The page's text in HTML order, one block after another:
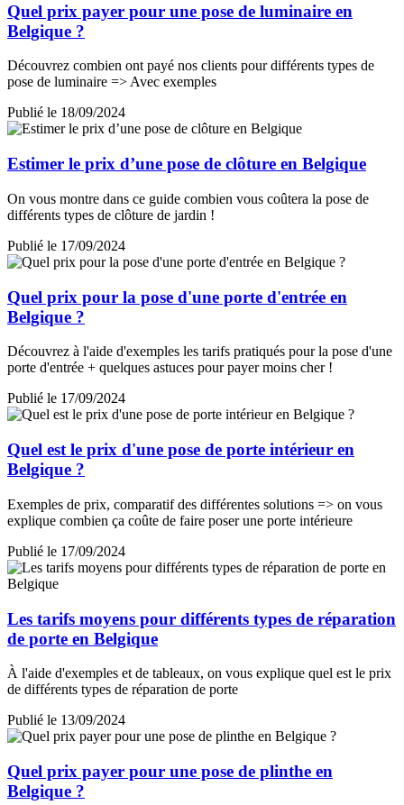
Quel prix payer pour une pose de luminaire en
Belgique ?
Découvrez combien ont payé nos clients pour différents types de
pose de luminaire => Avec exemples
Publié le 18/09/2024
Estimer le prix d’une pose de clôture en Belgique
On vous montre dans ce guide combien vous coûtera la pose de
différents types de clôture de jardin !
Publié le 17/09/2024
Quel prix pour la pose d'une porte d'entrée en
Belgique ?
Découvrez à l'aide d'exemples les tarifs pratiqués pour la pose d'une
porte d'entrée + quelques astuces pour payer moins cher !
Publié le 17/09/2024
Quel est le prix d'une pose de porte intérieur en
Belgique ?
Exemples de prix, comparatif des différentes solutions => on vous
explique combien ça coûte de faire poser une porte intérieure
Publié le 17/09/2024
Les tarifs moyens pour différents types de réparation
de porte en Belgique
À l'aide d'exemples et de tableaux, on vous explique quel est le prix
de différents types de réparation de porte
Publié le 13/09/2024
Quel prix payer pour une pose de plinthe en
Belgique ?